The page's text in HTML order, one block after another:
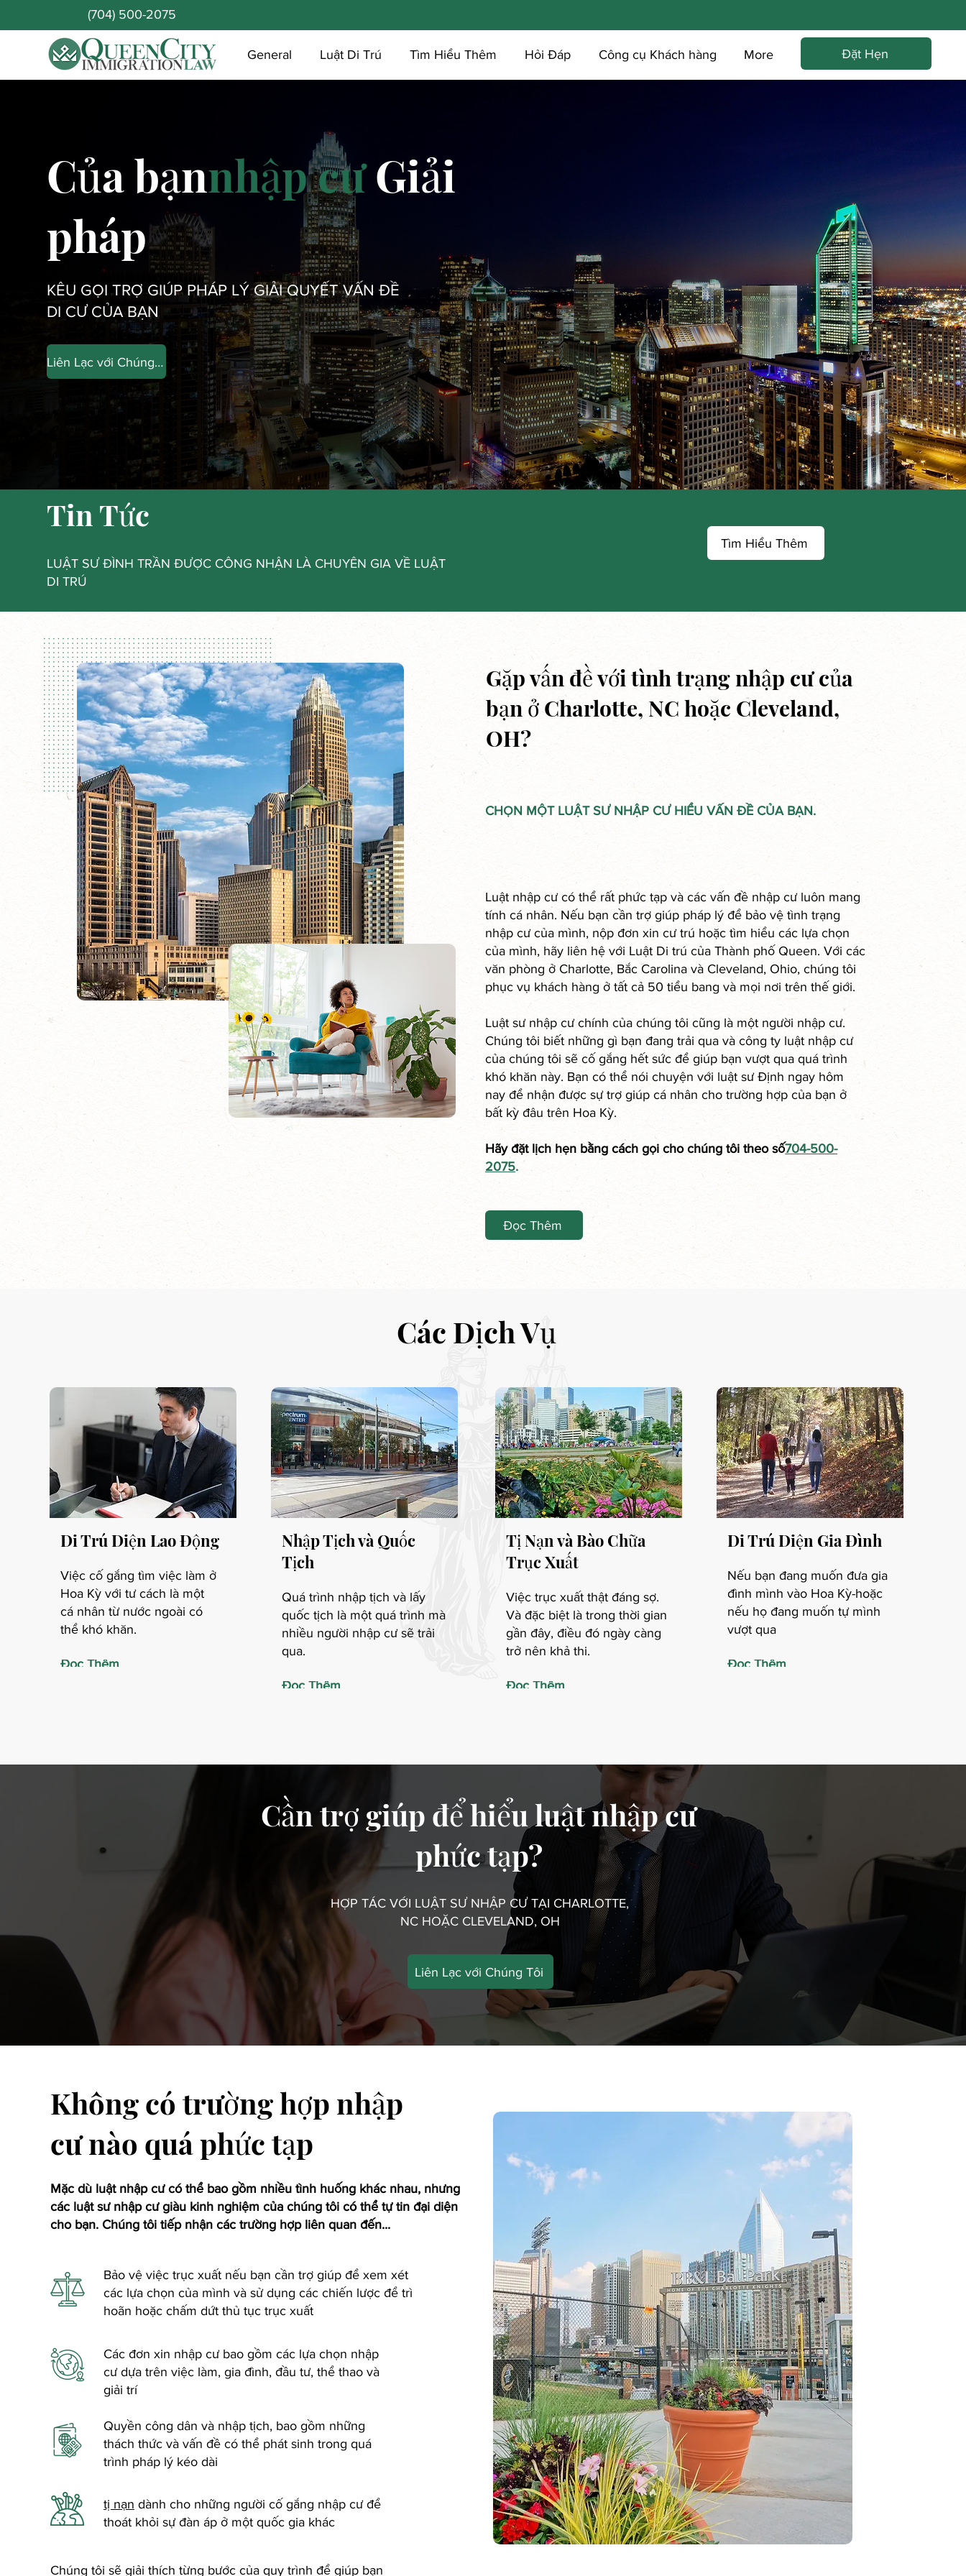
(704) 500-2075
General Luật Di Trú Tìm Hiểu Thêm Hỏi Đáp Công cụ Khách hàng More Đặt Hẹn
Của bạnnhập cưGiải
pháp
KÊU GỌI TRỢ GIÚP PHÁP LÝ GIẢI QUYẾT VẤN ĐỀ
DI CƯ CỦA BẠN
Liên Lạc với Chúng Tôi
Tin Tức
LUẬT SƯ ĐÌNH TRẦN ĐƯỢC CÔNG NHẬN LÀ CHUYÊN GIA VỀ LUẬT
DI TRÚ
Tìm Hiểu Thêm
Gặp vấn đề với tình trạng nhập cư của
bạn ở Charlotte, NC hoặc Cleveland,
OH?
CHỌN MỘT LUẬT SƯ NHẬP CƯ HIỂU VẤN ĐỀ CỦA BẠN.
Luật nhập cư có thể rất phức tạp và các vấn đề nhập cư luôn mang
tính cá nhân. Nếu bạn cần trợ giúp pháp lý để bảo vệ tình trạng
nhập cư của mình, nộp đơn xin cư trú hoặc tìm hiểu các lựa chọn
của mình, hãy liên hệ với Luật Di trú của Thành phố Queen. Với các
văn phòng ở Charlotte, Bắc Carolina và Cleveland, Ohio, chúng tôi
phục vụ khách hàng ở tất cả 50 tiểu bang và mọi nơi trên thế giới.
Luật sư nhập cư chính của chúng tôi cũng là một người nhập cư.
Chúng tôi biết những gì bạn đang trải qua và công ty luật nhập cư
của chúng tôi sẽ cố gắng hết sức để giúp bạn vượt qua quá trình
khó khăn này. Bạn có thể nói chuyện với luật sư Định ngay hôm
nay để nhận được sự trợ giúp cá nhân cho trường hợp của bạn ở
bất kỳ đâu trên Hoa Kỳ.
Hãy đặt lịch hẹn bằng cách gọi cho chúng tôi theo số704-500-
2075.
Đọc Thêm
Di Trú Diện Lao Động
Việc cố gắng tìm việc làm ở
Hoa Kỳ với tư cách là một
cá nhân từ nước ngoài có
thể khó khăn.
Đọc Thêm
Các Dịch Vụ
Nhập Tịch và Quốc
Tịch
Quá trình nhập tịch và lấy
quốc tịch là một quá trình mà
nhiều người nhập cư sẽ trải
qua.
Đọc Thêm
Tị Nạn và Bào Chữa
Trục Xuất
Việc trục xuất thật đáng sợ.
Và đặc biệt là trong thời gian
gần đây, điều đó ngày càng
trở nên khả thi.
Đọc Thêm
Di Trú Diện Gia Đình
Nếu bạn đang muốn đưa gia
đình mình vào Hoa Kỳ-hoặc
nếu họ đang muốn tự mình
vượt qua
Đọc Thêm
Cần trợ giúp để hiểu luật nhập cư
phức tạp?
HỢP TÁC VỚI LUẬT SƯ NHẬP CƯ TẠI CHARLOTTE,
NC HOẶC CLEVELAND, OH
Liên Lạc với Chúng Tôi
Không có trường hợp nhập
cư nào quá phức tạp
Mặc dù luật nhập cư có thể bao gồm nhiều tình huống khác nhau, nhưng
các luật sư nhập cư giàu kinh nghiệm của chúng tôi có thể tự tin đại diện
cho bạn. Chúng tôi tiếp nhận các trường hợp liên quan đến...
Bảo vệ việc trục xuất nếu bạn cần trợ giúp để xem xét
các lựa chọn của mình và sử dụng các chiến lược để trì
hoãn hoặc chấm dứt thủ tục trục xuất
Các đơn xin nhập cư bao gồm các lựa chọn nhập
cư dựa trên việc làm, gia đình, đầu tư, thể thao và
giải trí
Quyền công dân và nhập tịch, bao gồm những
thách thức và vấn đề có thể phát sinh trong quá
trình pháp lý kéo dài
tị nạn dành cho những người cố gắng nhập cư để
thoát khỏi sự đàn áp ở một quốc gia khác
Chúng tôi sẽ giải thích từng bước của quy trình để giúp bạn